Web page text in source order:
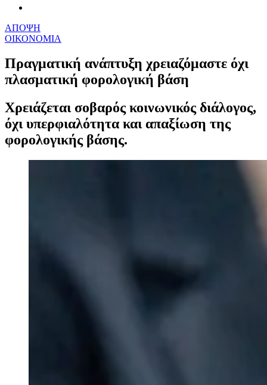
ΑΠΟΨΗ
ΟΙΚΟΝΟΜΙΑ
Πραγματική ανάπτυξη χρειαζόμαστε όχι
πλασματική φορολογική βάση
Χρειάζεται σοβαρός κοινωνικός διάλογος,
όχι υπερφιαλότητα και απαξίωση της
φορολογικής βάσης.